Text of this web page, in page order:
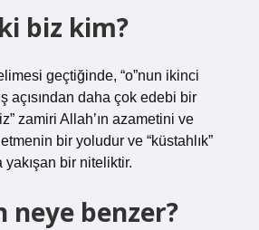
biz kim?
geçtiğinde, “o”nun ikinci
açısından daha çok edebi bir
zamiri Allah’ın azametini ve
bir yoludur ve “küstahlık”
yakışan bir niteliktir.
neye benzer?